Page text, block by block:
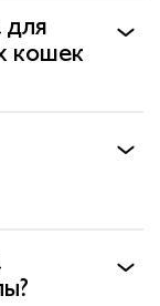
кошек